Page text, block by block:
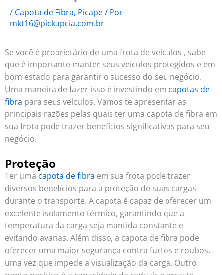
/ Capota de Fibra, Picape/ Por
mkt16@pickupcia.com.br
Se você é proprietário de uma frota de veículos , sabe
que é importante manter seus veículos protegidos e em
bom estado para garantir o sucesso do seu negócio.
Uma maneira de fazer isso é investindo em capotas de
fibra para seus veículos. Vamos te apresentar as
principais razões pelas quais ter uma capota de fibra em
sua frota pode trazer benefícios significativos para seu
negócio.
Proteção
Ter uma capota de fibra em sua frota pode trazer
diversos benefícios para a proteção de suas cargas
durante o transporte. A capota é capaz de oferecer um
excelente isolamento térmico, garantindo que a
temperatura da carga seja mantida constante e
evitando avarias. Além disso, a capota de fibra pode
oferecer uma maior segurança contra furtos e roubos,
uma vez que impede a visualização da carga. Outro